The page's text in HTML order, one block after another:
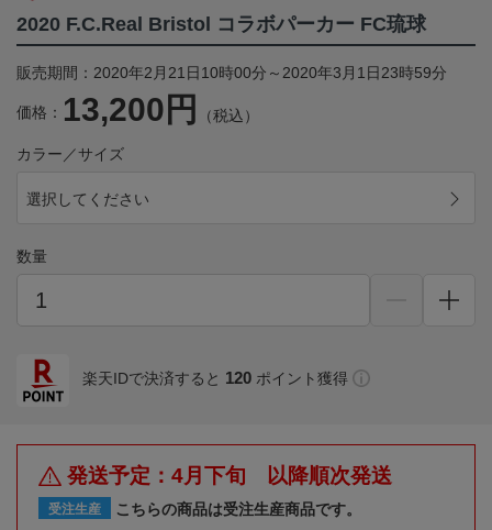
2020 F.C.Real Bristol コラボパーカー FC琉球
販売期間：2020年2月21日10時00分～2020年3月1日23時59分
価格： 13,200円 （税込）
カラー／サイズ
選択してください
数量
楽天IDで決済すると 120 ポイント獲得
発送予定：4月下旬 以降順次発送
受注生産
こちらの商品は受注生産商品です。